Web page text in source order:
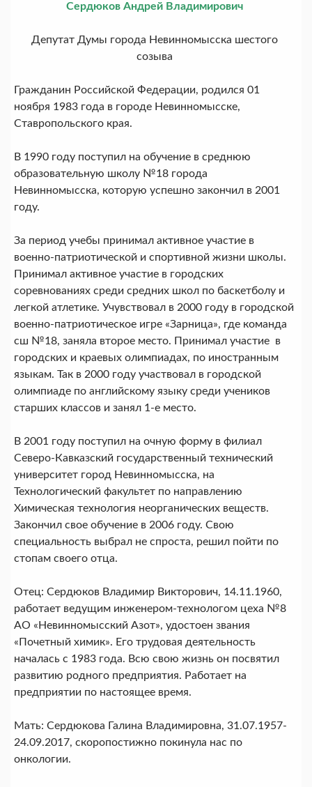
Сердюков Андрей Владимирович
Депутат Думы города Невинномысска шестого
созыва
Гражданин Российской Федерации, родился 01
ноября 1983 года в городе Невинномысске,
Ставропольского края.
В 1990 году поступил на обучение в среднюю
образовательную школу №18 города
Невинномысска, которую успешно закончил в 2001
году.
За период учебы принимал активное участие в
военно-патриотической и спортивной жизни школы.
Принимал активное участие в городских
соревнованиях среди средних школ по баскетболу и
легкой атлетике. Учувствовал в 2000 году в городской
военно-патриотическое игре «Зарница», где команда
сш №18, заняла второе место. Принимал участие в
городских и краевых олимпиадах, по иностранным
языкам. Так в 2000 году участвовал в городской
олимпиаде по английскому языку среди учеников
старших классов и занял 1-е место.
В 2001 году поступил на очную форму в филиал
Северо-Кавказский государственный технический
университет город Невинномысска, на
Технологический факультет по направлению
Химическая технология неорганических веществ.
Закончил свое обучение в 2006 году. Свою
специальность выбрал не спроста, решил пойти по
стопам своего отца.
Отец: Сердюков Владимир Викторович, 14.11.1960,
работает ведущим инженером-технологом цеха №8
АО «Невинномысский Азот», удостоен звания
«Почетный химик». Его трудовая деятельность
началась с 1983 года. Всю свою жизнь он посвятил
развитию родного предприятия. Работает на
предприятии по настоящее время.
Мать: Сердюкова Галина Владимировна, 31.07.1957-
24.09.2017, скоропостижно покинула нас по
онкологии.